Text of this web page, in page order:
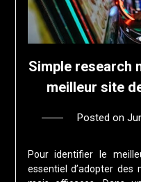
Simple research
meilleur site
Posted on
Pour identifier le
essentiel d’adopter des